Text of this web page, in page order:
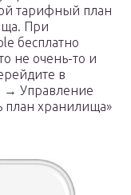
тарифный план
При
бесплатно
не очень-то и
в
→ Управление
хранилища»